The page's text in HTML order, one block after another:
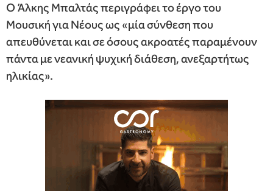
Ο Άλκης Μπαλτάς περιγράφει το έργο του
Μουσική για Νέους ως «μία σύνθεση που
απευθύνεται και σε όσους ακροατές παραμένουν
πάντα με νεανική ψυχική διάθεση, ανεξαρτήτως
ηλικίας».